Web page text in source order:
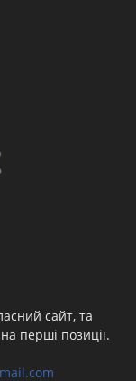
сайт, та
перші позиції.